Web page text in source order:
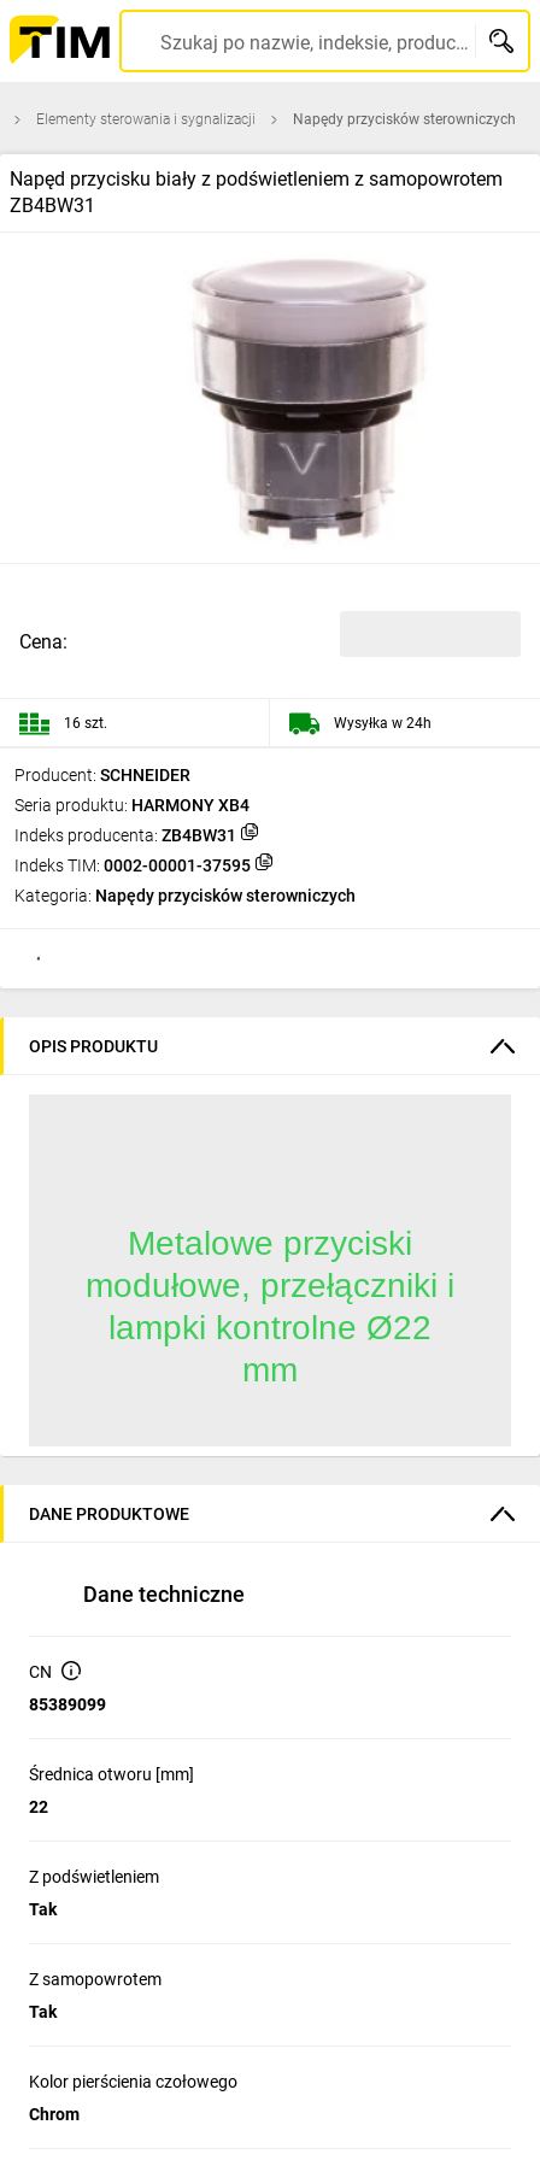
Szukaj po nazwie, indeksie, producencie, kodzie kreskowym...
Elementy sterowania i sygnalizacji Napędy przycisków sterowniczych
Napęd przycisku biały z podświetleniem z samopowrotem
ZB4BW31
Producent: SCHNEIDER
Seria produktu: HARMONY XB4
Indeks producenta: ZB4BW31
Indeks TIM: 0002-00001-37595
Kategoria: Napędy przycisków sterowniczych
Cena:
16 szt. Wysyłka w 24h
OPIS PRODUKTU
Metalowe przyciski
modułowe, przełączniki i
lampki kontrolne Ø22
mm
          Seria Harmony XB4 to metalowe
przemysłowych paneli. Modułowa
zapewniają szybki montaż i efektywność
lampki kontrolne, przełączniki, wyłączniki
aplikacji
Uniwersalne moduły LED
DANE PRODUKTOWE
Dane techniczne
CN
85389099
Średnica otworu [mm]
22
Z podświetleniem
Tak
Z samopowrotem
Tak
Kolor pierścienia czołowego
Chrom